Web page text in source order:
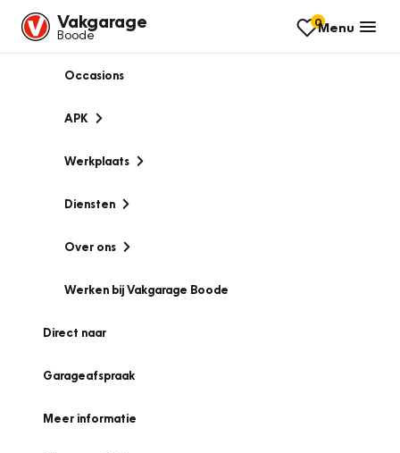
Vakgarage
Boode
0Menu
Occasions
APK
Werkplaats
Diensten
Over ons
Werken bij Vakgarage Boode
Direct naar
Garageafspraak
Meer informatie